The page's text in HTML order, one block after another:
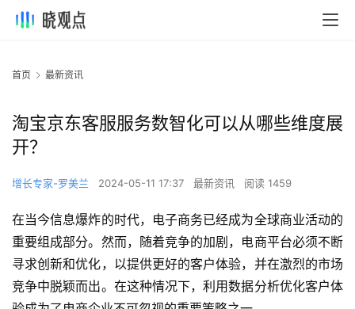
首页 最新资讯
淘宝京东客服服务数智化可以从哪些维度展
开？
增长专家-罗美兰 2024-05-11 17:37 最新资讯 阅读 1459
在当今信息爆炸的时代，电子商务已经成为全球商业活动的
重要组成部分。然而，随着竞争的加剧，电商平台必须不断
寻求创新和优化，以提供更好的客户体验，并在激烈的市场
竞争中脱颖而出。在这种情况下，利用数据分析优化客户体